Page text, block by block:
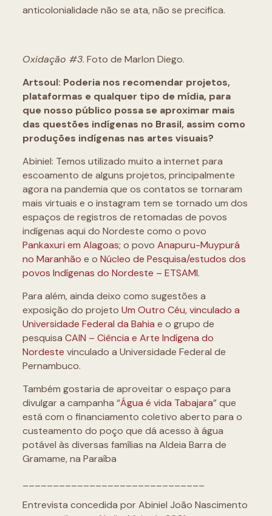
anticolonialidade não se ata, não se precifica.
Oxidação #3. Foto de Marlon Diego.
Artsoul: Poderia nos recomendar projetos,
plataformas e qualquer tipo de mídia, para
que nosso público possa se aproximar mais
das questões indígenas no Brasil, assim como
produções indígenas nas artes visuais?
Abiniel: Temos utilizado muito a internet para
escoamento de alguns projetos, principalmente
agora na pandemia que os contatos se tornaram
mais virtuais e o instagram tem se tornado um dos
espaços de registros de retomadas de povos
indígenas aqui do Nordeste como o povo
Pankaxuri em Alagoas; o povo Anapuru-Muypurá
no Maranhão e o Núcleo de Pesquisa/estudos dos
povos Indígenas do Nordeste – ETSAMI.
Para além, ainda deixo como sugestões a
exposição do projeto Um Outro Céu, vinculado a
Universidade Federal da Bahia e o grupo de
pesquisa CAIN – Ciência e Arte Indígena do
Nordeste vinculado a Universidade Federal de
Pernambuco.
Também gostaria de aproveitar o espaço para
divulgar a campanha “Água é vida Tabajara” que
está com o financiamento coletivo aberto para o
custeamento do poço que dá acesso à água
potável às diversas famílias na Aldeia Barra de
Gramame, na Paraíba
Entrevista concedida por Abiniel João Nascimento